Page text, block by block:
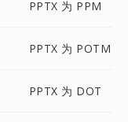
PPTX 为 PPM
PPTX 为 POTM
PPTX 为 DOT